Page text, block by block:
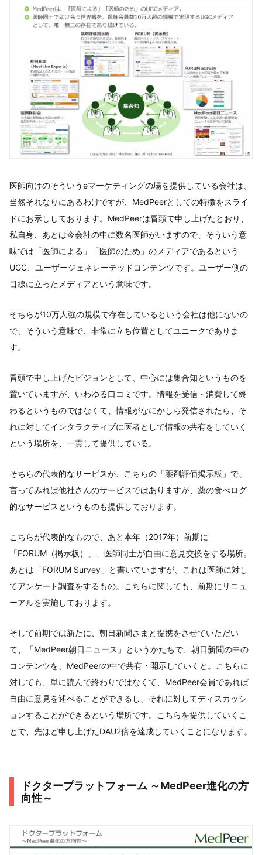
医師向けのそういうeマーケティングの場を提供している会社は、
当然それなりにあるわけですが、MedPeerとしての特徴をスライ
ドにお示ししております。MedPeerは冒頭で申し上げたとおり、
私自身、あとは今会社の中に数名医師がいますので、そういう意
味では「医師による」「医師のため」のメディアであるという
UGC、ユーザージェネレーテッドコンテンツです。ユーザー側の
目線に立ったメディアという意味です。
そちらが10万人強の規模で存在しているという会社は他にないの
で、そういう意味で、非常に立ち位置としてユニークでありま
す。
冒頭で申し上げたビジョンとして、中心には集合知というものを
置いていますが、いわゆる口コミです。情報を受信・消費して終
わるというものではなくて、情報がなにかしら発信されたら、そ
れに対してインタラクティブに医者として情報の共有をしていく
という場所を、一貫して提供している。
そちらの代表的なサービスが、こちらの「薬剤評価掲示板」で、
言ってみれば他社さんのサービスではありますが、薬の食べログ
的なサービスというものも提供しております。
こちらが代表的なもので、あと本年（2017年）前期に
「FORUM（掲示板）」、医師同士が自由に意見交換をする場所。
あとは「FORUM Survey」と書いていますが、これは医師に対し
てアンケート調査をするもの。こちらに関しても、前期にリニュ
ーアルを実施しております。
そして前期では新たに、朝日新聞さまと提携をさせていただい
て、「MedPeer朝日ニュース」というかたちで、朝日新聞の中の
コンテンツを、MedPeerの中で共有・開示していくと。こちらに
対しても、単に読んで終わりではなくて、MedPeer会員であれば
自由に意見を述べることができるし、それに対してディスカッシ
ョンすることができるという場所です。こちらを提供していくこ
とで、先ほど申し上げたDAU2倍を達成していくことになります。
ドクタープラットフォーム ～MedPeer進化の方
向性～